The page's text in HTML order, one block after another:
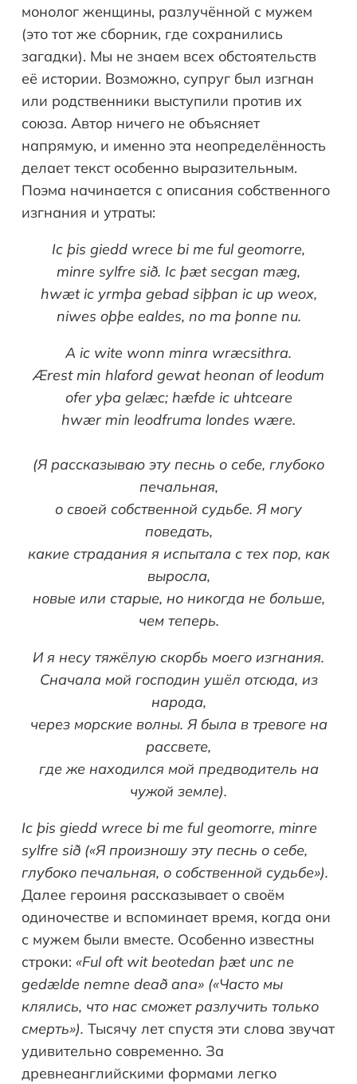
монолог женщины, разлучённой с мужем
(это тот же сборник, где сохранились
загадки). Мы не знаем всех обстоятельств
её истории. Возможно, супруг был изгнан
или родственники выступили против их
союза. Автор ничего не объясняет
напрямую, и именно эта неопределённость
делает текст особенно выразительным.
Поэма начинается с описания собственного
изгнания и утраты:
Ic þis giedd wrece bi me ful geomorre,
minre sylfre sið. Ic þæt secgan mæg,
hwæt ic yrmþa gebad siþþan ic up weox,
niwes oþþe ealdes, no ma þonne nu.
A ic wite wonn minra wræcsithra.
Ærest min hlaford gewat heonan of leodum
ofer yþa gelæc; hæfde ic uhtceare
hwær min leodfruma londes wære.
(Я рассказываю эту песнь о себе, глубоко
печальная,
о своей собственной судьбе. Я могу
поведать,
какие страдания я испытала с тех пор, как
выросла,
новые или старые, но никогда не больше,
чем теперь.
И я несу тяжёлую скорбь моего изгнания.
Сначала мой господин ушёл отсюда, из
народа,
через морские волны. Я была в тревоге на
рассвете,
где же находился мой предводитель на
чужой земле).
Ic þis giedd wrece bi me ful geomorre, minre
sylfre sið («Я произношу эту песнь о себе,
глубоко печальная, о собственной судьбе»).
Далее героиня рассказывает о своём
одиночестве и вспоминает время, когда они
с мужем были вместе. Особенно известны
строки: «Ful oft wit beotedan þæt unc ne
gedælde nemne deað ana» («Часто мы
клялись, что нас сможет разлучить только
смерть»). Тысячу лет спустя эти слова звучат
удивительно современно. За
древнеанглийскими формами легко